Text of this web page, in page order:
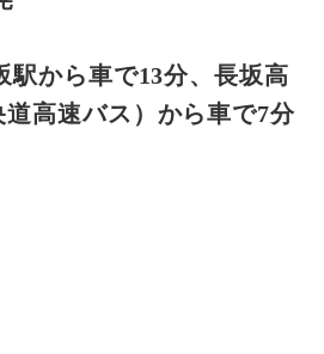
駅から車で13分、長坂高
高速バス）から車で7分